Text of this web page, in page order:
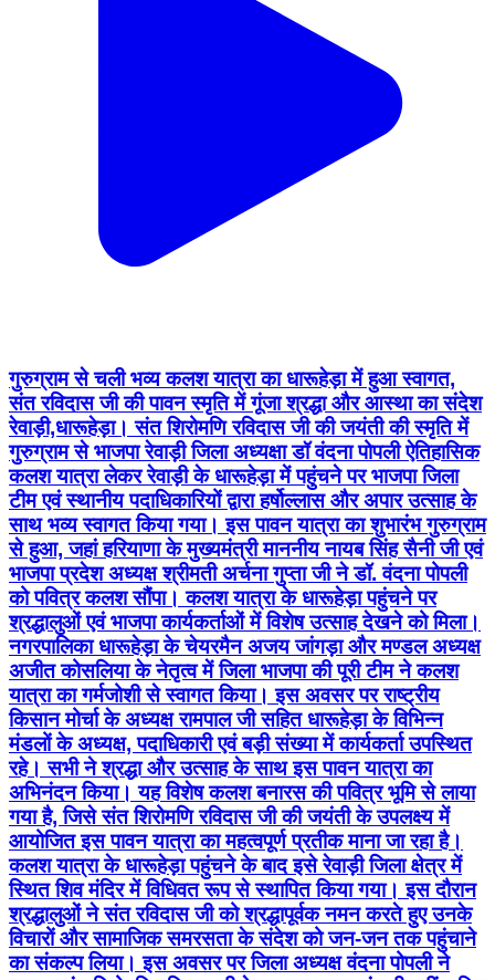
गुरुग्राम से चली भव्य कलश यात्रा का धारूहेड़ा में हुआ स्वागत,
संत रविदास जी की पावन स्मृति में गूंजा श्रद्धा और आस्था का संदेश
रेवाड़ी,धारूहेड़ा। संत शिरोमणि रविदास जी की जयंती की स्मृति में
गुरुग्राम से भाजपा रेवाड़ी जिला अध्यक्षा डॉ वंदना पोपली ऐतिहासिक
कलश यात्रा लेकर रेवाड़ी के धारूहेड़ा में पहुंचने पर भाजपा जिला
टीम एवं स्थानीय पदाधिकारियों द्वारा हर्षोल्लास और अपार उत्साह के
साथ भव्य स्वागत किया गया। इस पावन यात्रा का शुभारंभ गुरुग्राम
से हुआ, जहां हरियाणा के मुख्यमंत्री माननीय नायब सिंह सैनी जी एवं
भाजपा प्रदेश अध्यक्ष श्रीमती अर्चना गुप्ता जी ने डॉ. वंदना पोपली
को पवित्र कलश सौंपा। कलश यात्रा के धारूहेड़ा पहुंचने पर
श्रद्धालुओं एवं भाजपा कार्यकर्ताओं में विशेष उत्साह देखने को मिला।
नगरपालिका धारूहेड़ा के चेयरमैन अजय जांगड़ा और मण्डल अध्यक्ष
अजीत कोसलिया के नेतृत्व में जिला भाजपा की पूरी टीम ने कलश
यात्रा का गर्मजोशी से स्वागत किया। इस अवसर पर राष्ट्रीय
किसान मोर्चा के अध्यक्ष रामपाल जी सहित धारूहेड़ा के विभिन्न
मंडलों के अध्यक्ष, पदाधिकारी एवं बड़ी संख्या में कार्यकर्ता उपस्थित
रहे। सभी ने श्रद्धा और उत्साह के साथ इस पावन यात्रा का
अभिनंदन किया। यह विशेष कलश बनारस की पवित्र भूमि से लाया
गया है, जिसे संत शिरोमणि रविदास जी की जयंती के उपलक्ष्य में
आयोजित इस पावन यात्रा का महत्वपूर्ण प्रतीक माना जा रहा है।
कलश यात्रा के धारूहेड़ा पहुंचने के बाद इसे रेवाड़ी जिला क्षेत्र में
स्थित शिव मंदिर में विधिवत रूप से स्थापित किया गया। इस दौरान
श्रद्धालुओं ने संत रविदास जी को श्रद्धापूर्वक नमन करते हुए उनके
विचारों और सामाजिक समरसता के संदेश को जन-जन तक पहुंचाने
का संकल्प लिया। इस अवसर पर जिला अध्यक्ष वंदना पोपली ने